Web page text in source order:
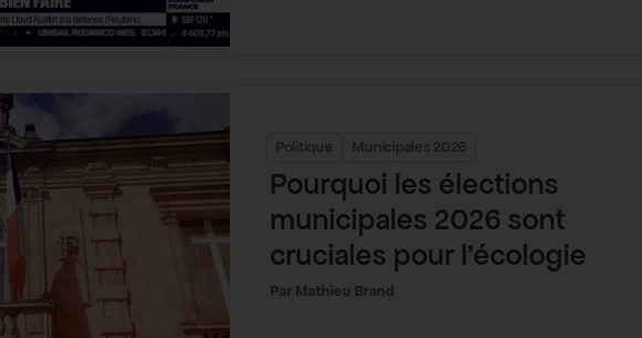
Politique Municipales 2026
Pourquoi les élections
municipales 2026 sont
cruciales pour l’écologie
Mathieu Brand